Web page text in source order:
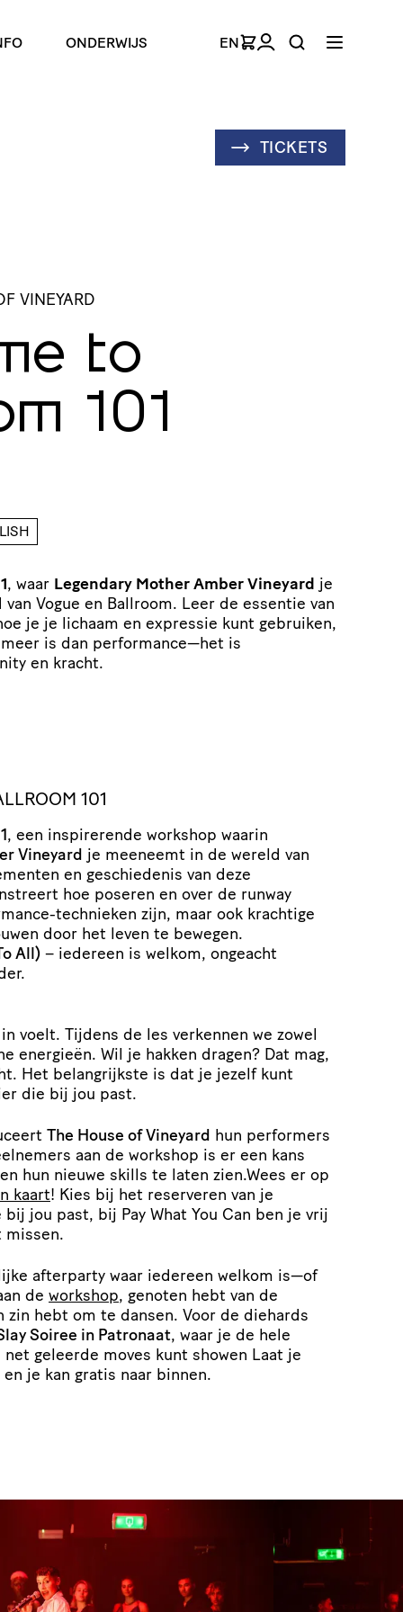
ONDERWIJS EN
TICKETS
VINEYARD
to
101
, waar Legendary Mother Amber Vineyard je
Vogue en Ballroom. Leer de essentie van
je je lichaam en expressie kunt gebruiken,
is dan performance—het is
en kracht.
101
, een inspirerende workshop waarin
Vineyard je meeneemt in de wereld van
en geschiedenis van deze
hoe poseren en over de runway
technieken zijn, maar ook krachtige
door het leven te bewegen.
All) – iedereen is welkom, ongeacht
voelt. Tijdens de les verkennen we zowel
energieën. Wil je hakken dragen? Dat mag,
Het belangrijkste is dat je jezelf kunt
die bij jou past.
The House of Vineyard hun performers
aan de workshop is er een kans
hun nieuwe skills te laten zien.Wees er op
kaart! Kies bij het reserveren van je
jou past, bij Pay What You Can ben je vrij
missen.
afterparty waar iedereen welkom is—of
de workshop, genoten hebt van de
zin hebt om te dansen. Voor de diehards
Soiree in Patronaat, waar je de hele
geleerde moves kunt showen Laat je
je kan gratis naar binnen.